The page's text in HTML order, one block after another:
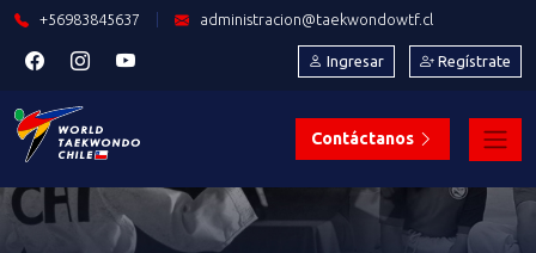
+56983845637 administracion@taekwondowtf.cl
Ingresar Regístrate
Contáctanos